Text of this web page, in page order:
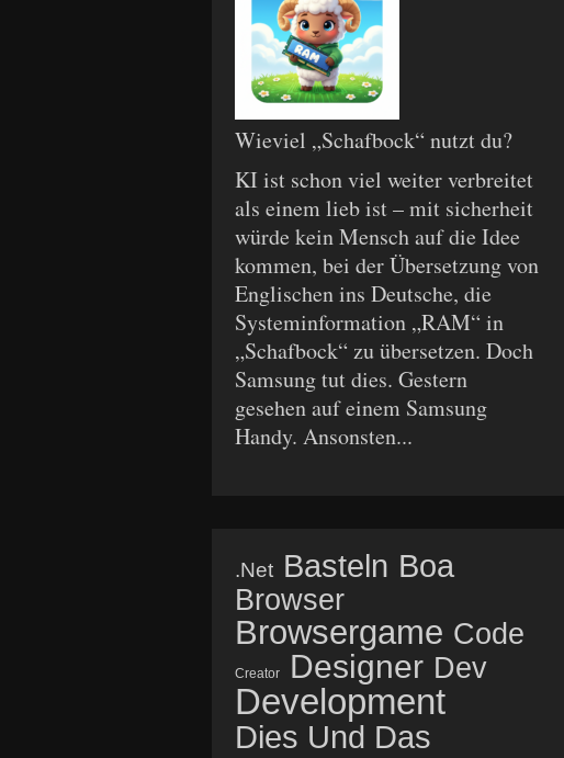
Wieviel „Schafbock“ nutzt du?
KI ist schon viel weiter verbreitet
als einem lieb ist – mit sicherheit
würde kein Mensch auf die Idee
kommen, bei der Übersetzung von
Englischen ins Deutsche, die
Systeminformation „RAM“ in
„Schafbock“ zu übersetzen. Doch
Samsung tut dies. Gestern
gesehen auf einem Samsung
Handy. Ansonsten...
.net Basteln Boa
Browser
Browsergame Code
Creator Designer Dev
Development
Dies Und Das